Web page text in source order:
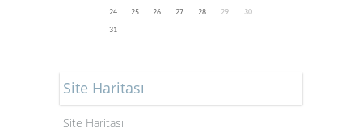
24 25 26 27 28 29
30
31
Site Haritası
Site Haritası